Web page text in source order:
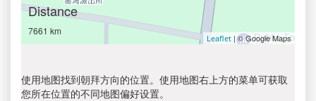
Distance
7661 km
Leaflet | © Google Maps
使用地图找到朝拜方向的位置。使用地图右上方的菜单可获取
您所在位置的不同地图偏好设置。